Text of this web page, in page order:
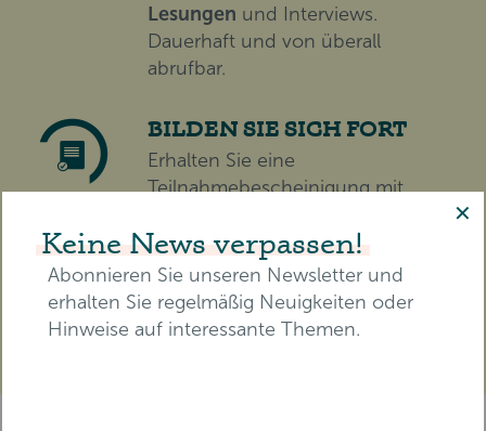
Lesungen und Interviews.
Dauerhaft und von überall
abrufbar.
BILDEN SIE SICH FORT
Erhalten Sie eine
Teilnahmebescheinigung mit
die RbP.
TICKET SICHERN
✕
Keine News verpassen!
Abonnieren Sie unseren Newsletter und
erhalten Sie regelmäßig Neuigkeiten oder
Hinweise auf interessante Themen.